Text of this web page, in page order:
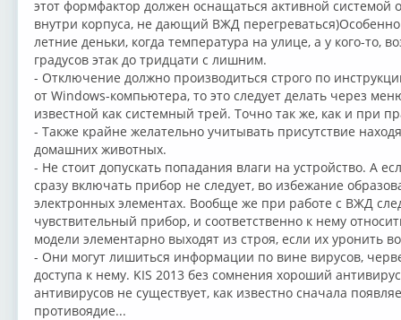
этот формфактор должен оснащаться активной системой
внутри корпуса, не дающий ВЖД
летние деньки, когда температура на улице, а у кого-то,
градусов этак до тридцати с лишним.
- Отключение должно производиться строго по
от Windows-компьютера, то это следует делать через
известной как системный трей. Точно так же, как и при
- Также крайне желательно учитывать присутствие
домашних животных.
- Не стоит допускать попадания влаги на устройство. А
сразу включать прибор не следует, во избежание
электронных элементах. Вообще же при работе с ВЖД
чувствительный прибор, и соответственно к нему
модели элементарно выходят из строя, если их уронить
- Они могут лишиться информации по вине вирусов,
доступа к нему. KIS 2013 без сомнения хороший
антивирусов не существует, как известно сначала
противоядие...